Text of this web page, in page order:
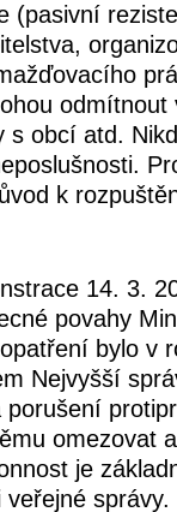
(pasivní
s obcí atd.
k
14. 3.
povahy
bylo v
Nejvyšší
omezovat
je